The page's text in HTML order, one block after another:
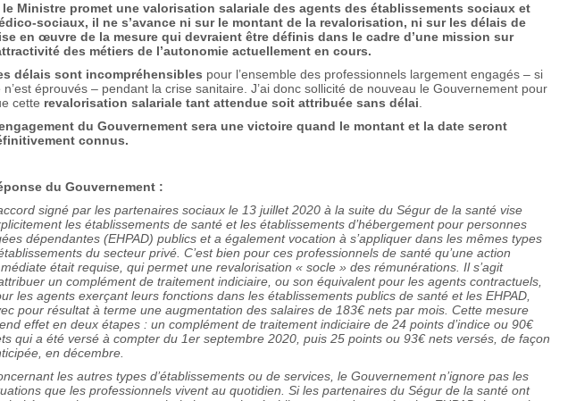
le Ministre promet une valorisation salariale des agents des établissements sociaux et
sociaux, il ne s’avance ni sur le montant de la revalorisation, ni sur les délais de
en œuvre de la mesure qui devraient être définis dans le cadre d’une mission sur
des métiers de l’autonomie actuellement en cours.
délais sont incompréhensibles pour l’ensemble des professionnels largement engagés – si
n’est éprouvés – pendant la crise sanitaire. J’ai donc sollicité de nouveau le Gouvernement pour
cette revalorisation salariale tant attendue soit attribuée sans délai
du Gouvernement sera une victoire quand le montant et la date seront
connus.
du Gouvernement :
signé par les partenaires sociaux le 13 juillet 2020 à la suite du Ségur de la santé vise
les établissements de santé et les établissements d’hébergement pour personnes
dépendantes (EHPAD) publics et a également vocation à s’appliquer dans les mêmes types
du secteur privé. C’est bien pour ces professionnels de santé qu’une action
était requise, qui permet une revalorisation « socle » des rémunérations. Il s’agit
un complément de traitement indiciaire, ou son équivalent pour les agents contractuels,
les agents exerçant leurs fonctions dans les établissements publics de santé et les EHPAD,
pour résultat à terme une augmentation des salaires de 183€ nets par mois. Cette mesure
effet en deux étapes : un complément de traitement indiciaire de 24 points d’indice ou 90€
qui a été versé à compter du 1er septembre 2020, puis 25 points ou 93€ nets versés, de façon
en décembre.
les autres types d’établissements ou de services, le Gouvernement n’ignore pas les
que les professionnels vivent au quotidien. Si les partenaires du Ségur de la santé ont